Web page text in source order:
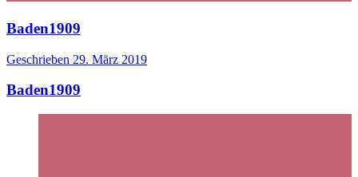
Baden1909
Geschrieben 29. März 2019
Baden1909